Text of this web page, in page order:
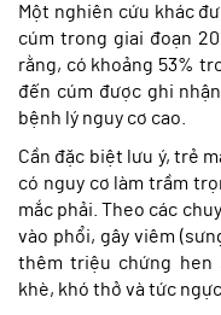
Một nghiên cứu khác
cúm trong giai đoạn
rằng, có khoảng 53%
đến cúm được ghi
bệnh lý nguy cơ cao.
Cần đặc biệt lưu ý, trẻ
có nguy cơ làm trầm
mắc phải. Theo các
vào phổi, gây viêm
thêm triệu chứng hen
khè, khó thở và tức